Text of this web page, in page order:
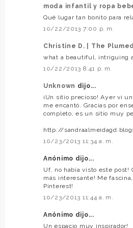
moda infantil y ropa
Qué lugar tan bonito para
10/22/2013 7:00 p. m.
Christine D. | The
what a beautiful, intriguing
10/22/2013 8:41 p. m.
Unknown dijo...
¡Un sitio precioso! Ayer vi
me encantó. Gracias por
completo, es un sitio muy
http://
10/23/2013 11:34 a. m.
Anónimo dijo...
Uf, no había visto este post!
más interesante! Me
Pinterest!
10/23/2013 11:44 a. m.
Anónimo dijo...
Un espacio muy inspirador!